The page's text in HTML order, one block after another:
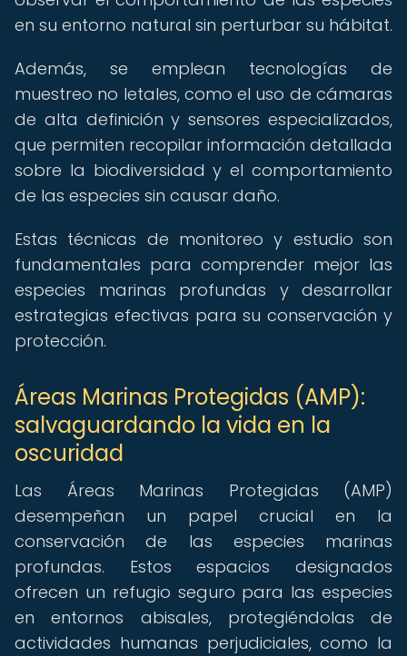
en su entorno natural sin perturbar su hábitat.
Además, se emplean tecnologías de
muestreo no letales, como el uso de cámaras
de alta definición y sensores especializados,
que permiten recopilar información detallada
sobre la biodiversidad y el comportamiento
de las especies sin causar daño.
Estas técnicas de monitoreo y estudio son
fundamentales para comprender mejor las
especies marinas profundas y desarrollar
estrategias efectivas para su conservación y
protección.
Áreas Marinas Protegidas (AMP):
salvaguardando la vida en la
oscuridad
Las Áreas Marinas Protegidas (AMP)
desempeñan un papel crucial en la
conservación de las especies marinas
profundas. Estos espacios designados
ofrecen un refugio seguro para las especies
en entornos abisales, protegiéndolas de
actividades humanas perjudiciales, como la